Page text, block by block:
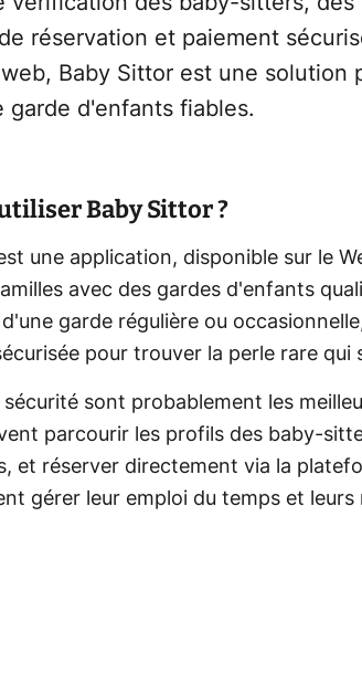
réservation et paiement
Baby Sittor est une solution
garde d'enfants fiables.
Baby Sittor ?
une application, disponible sur le
avec des gardes d'enfants
garde régulière ou
pour trouver la perle rare qui
sont probablement les
parcourir les profils des baby-
et réserver directement via la
gérer leur emploi du temps et